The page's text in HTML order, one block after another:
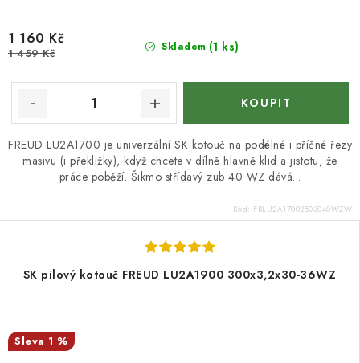
Skladem (1 ks)
1 160 Kč
1 459 Kč
FREUD LU2A1700 je univerzální SK kotouč na podélné i příčné řezy
masivu (i překližky), když chcete v dílně hlavně klid a jistotu, že
práce poběží. Šikmo střídavý zub 40 WZ dává...
Kód: FRLU2A17002503040WZW
SK pilový kotouč FREUD LU2A1900 300x3,2x30-36WZ
1 %